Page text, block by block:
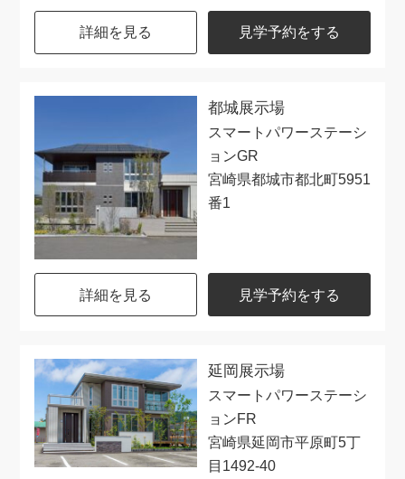
詳細を見る 見学予約をする
都城展示場
スマートパワーステーシ
ョンGR
宮崎県都城市都北町5951
番1
詳細を見る 見学予約をする
延岡展示場
スマートパワーステーシ
ョンFR
宮崎県延岡市平原町5丁
目1492-40